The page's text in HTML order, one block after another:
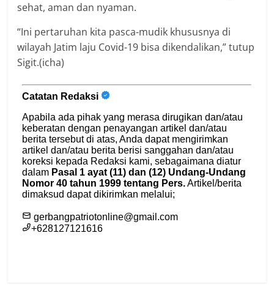
sehat, aman dan nyaman.
“Ini pertaruhan kita pasca-mudik khususnya di
wilayah Jatim laju Covid-19 bisa dikendalikan,” tutup
Sigit.(icha)